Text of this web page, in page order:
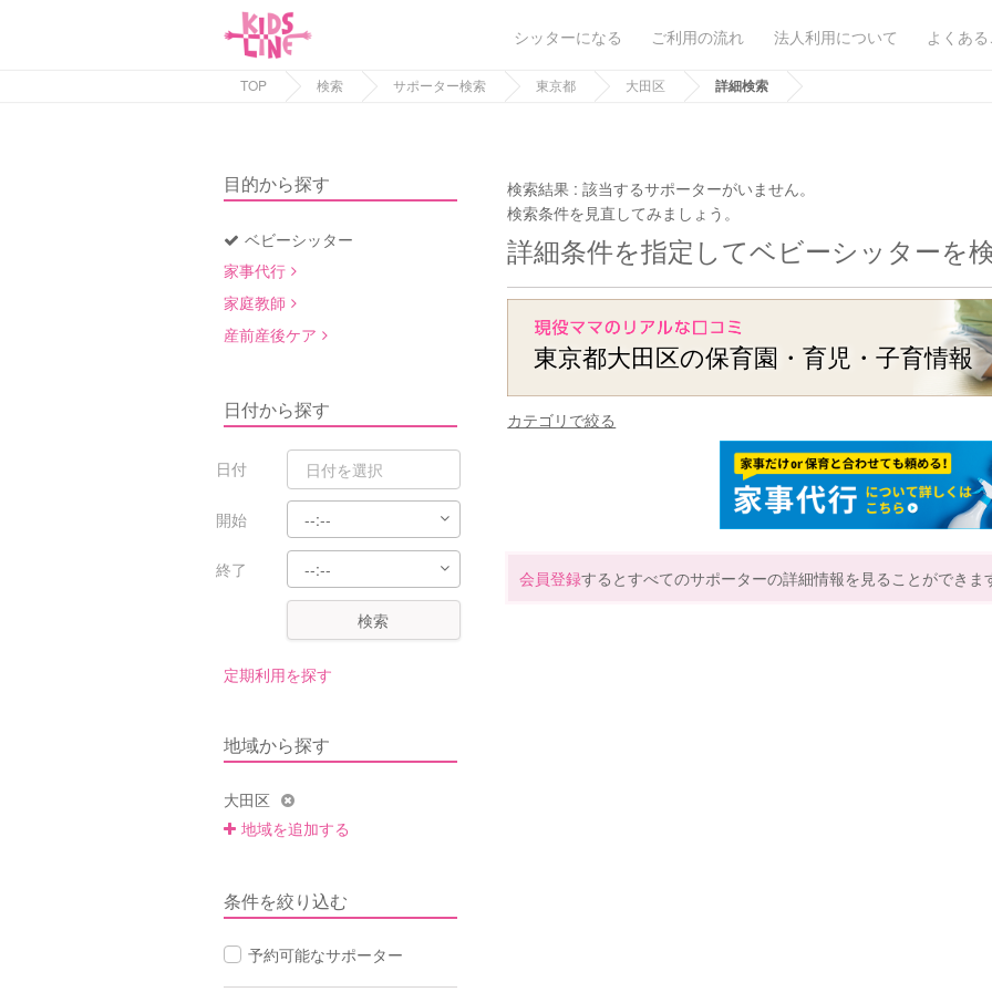
シッターになる ご利用の流れ 法人利用について よくあ
TOP 検索 サポーター検索 東京都 大田区 詳細検索
目的から探す
ベビーシッター
家事代行
家庭教師
産前産後ケア
日付から探す
日付
開始
終了
検索
定期利用を探す
地域から探す
大田区
地域を追加する
条件を絞り込む
予約可能なサポーター
検索結果 :該当するサポーターがいません。
検索条件を見直してみましょう。
詳細条件を指定してベビーシッターを
東京都大田区の保育園・育児・子育情報
カテゴリで絞る
会員登録するとすべてのサポーターの詳細情報を見ることができま